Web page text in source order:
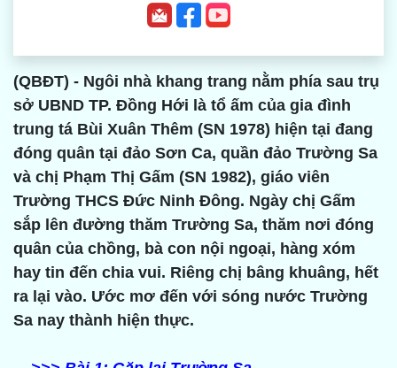
(QBĐT) - Ngôi nhà khang trang nằm phía sau trụ
sở UBND TP. Đồng Hới là tổ ấm của gia đình
trung tá Bùi Xuân Thêm (SN 1978) hiện tại đang
đóng quân tại đảo Sơn Ca, quần đảo Trường Sa
và chị Phạm Thị Gấm (SN 1982), giáo viên
Trường THCS Đức Ninh Đông. Ngày chị Gấm
sắp lên đường thăm Trường Sa, thăm nơi đóng
quân của chồng, bà con nội ngoại, hàng xóm
hay tin đến chia vui. Riêng chị bâng khuâng, hết
ra lại vào. Ước mơ đến với sóng nước Trường
Sa nay thành hiện thực.